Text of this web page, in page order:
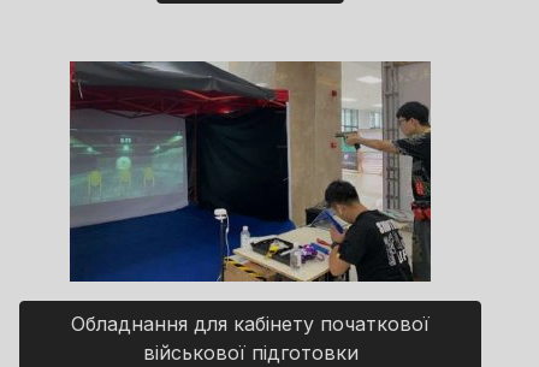
Обладнання для кабінету початкової
військової підготовки